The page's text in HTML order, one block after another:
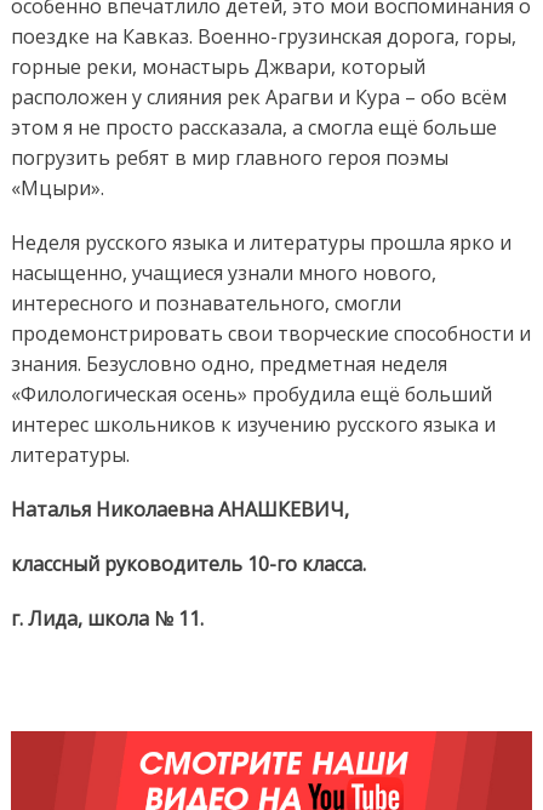
особенно впечатлило детей, это мои воспоминания о
поездке на Кавказ. Военно-грузинская дорога, горы,
горные реки, монастырь Джвари, который
расположен у слияния рек Арагви и Кура – обо всём
этом я не просто рассказала, а смогла ещё больше
погрузить ребят в мир главного героя поэмы
«Мцыри».
Неделя русского языка и литературы прошла ярко и
насыщенно, учащиеся узнали много нового,
интересного и познавательного, смогли
продемонстрировать свои творческие способности и
знания. Безусловно одно, предметная неделя
«Филологическая осень» пробудила ещё больший
интерес школьников к изучению русского языка и
литературы.
Наталья Николаевна АНАШКЕВИЧ,
классный руководитель 10-го класса.
г. Лида, школа № 11.